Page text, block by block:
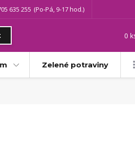
635 255 (Po-Pá, 9-17 hod.)
0
Zelené potraviny